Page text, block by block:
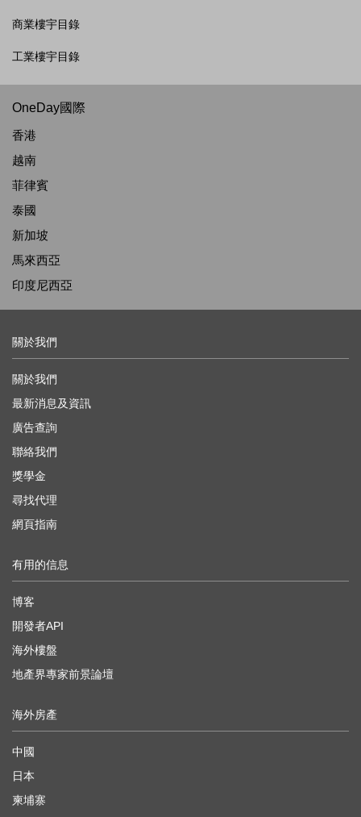
商業樓宇目錄
工業樓宇目錄
OneDay國際
香港
越南
菲律賓
泰國
新加坡
馬來西亞
印度尼西亞
關於我們
關於我們
最新消息及資訊
廣告查詢
聯絡我們
獎學金
尋找代理
網頁指南
有用的信息
博客
開發者API
海外樓盤
地產界專家前景論壇
海外房產
中國
日本
柬埔寨